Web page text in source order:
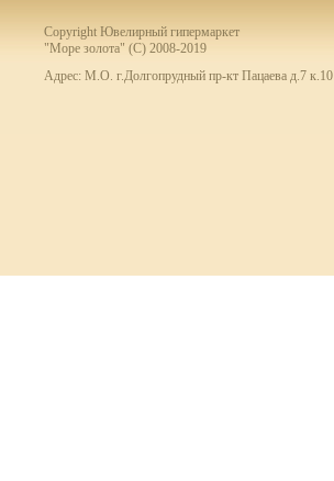
Copyright Ювелирный гипермаркет
"Море золота" (C) 2008-2019
Адрес: М.О. г.Долгопрудный пр-кт Пацаева д.7 к.10